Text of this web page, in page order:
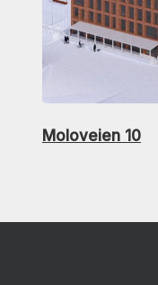
Moloveien 10